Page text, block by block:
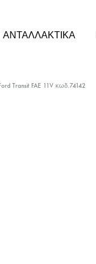
ΑΝΤΑΛΛΑΚΤΙΚΑ
Transit FAE 11V κωδ.74142